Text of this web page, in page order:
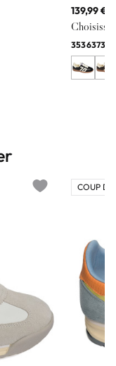
139,99 €
35363738
COUP